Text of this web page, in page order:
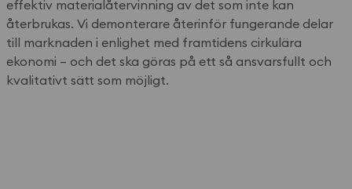
effektiv materialåtervinning av det som inte kan
återbrukas. Vi demonterare återinför fungerande delar
till marknaden i enlighet med framtidens cirkulära
ekonomi – och det ska göras på ett så ansvarsfullt och
kvalitativt sätt som möjligt.